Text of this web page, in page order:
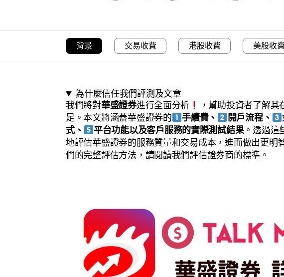
背景 交易收費 港股收費 美股收費
為什麼信任我們評測及文章
我們將對華盛證券進行全面分析
，幫助投資者了解
足。本文將涵蓋華盛證券的
手續費、 開戶流程、
式、
平台功能以及客戶服務的實際測試結果。透過這
地評估華盛證券的服務質量和交易成本，進而做出更明
們的完整評估方法， 請閱讀我們評估證券商的標準 。